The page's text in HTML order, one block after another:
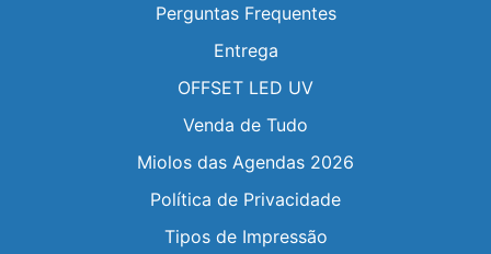
Perguntas Frequentes
Entrega
OFFSET LED UV
Venda de Tudo
Miolos das Agendas 2026
Política de Privacidade
Tipos de Impressão